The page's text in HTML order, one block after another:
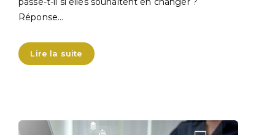
Réponse…
Lire la suite